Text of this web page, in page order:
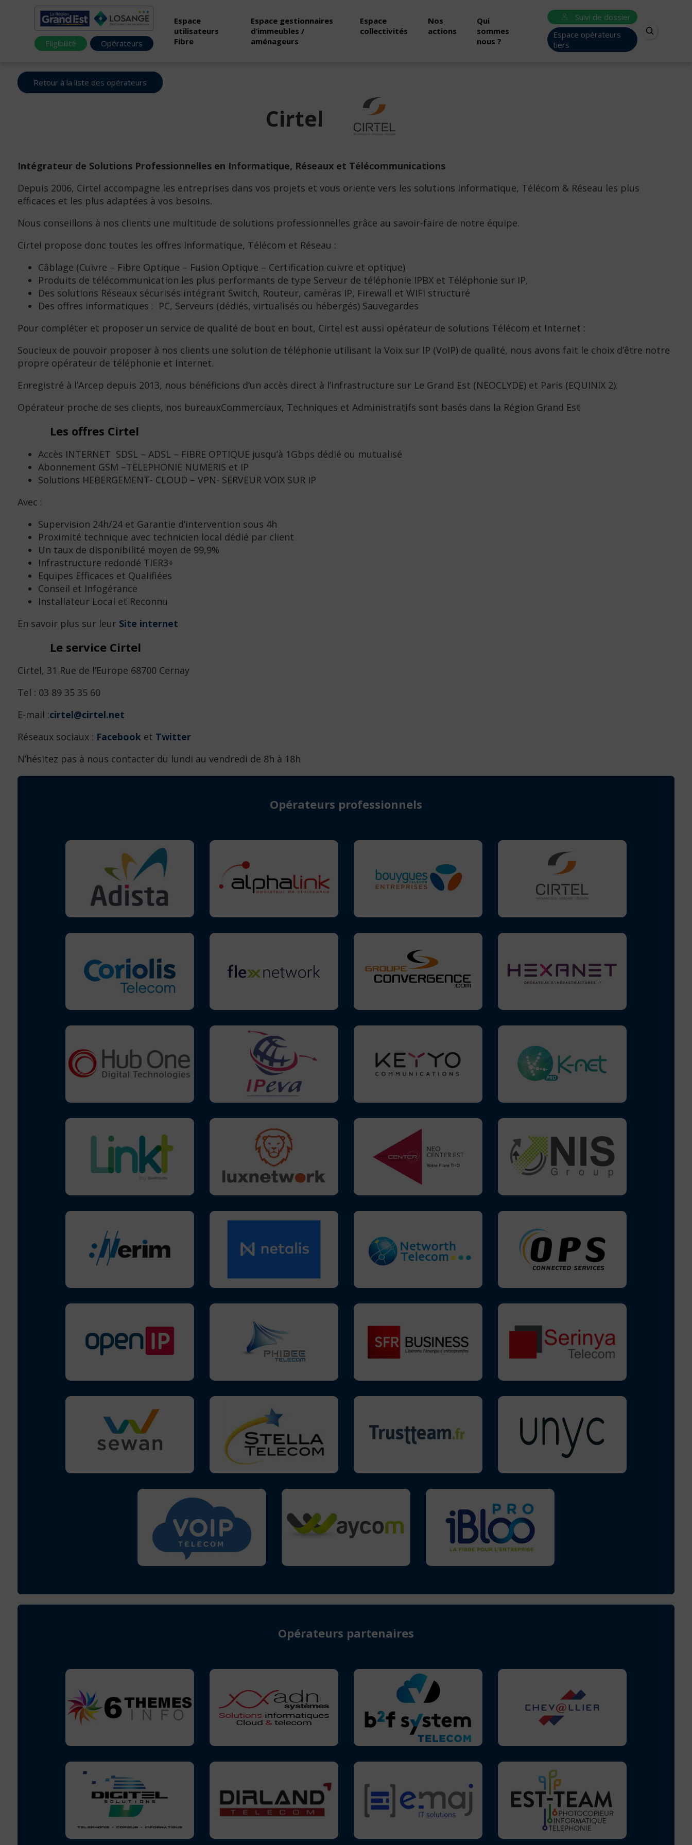
Eligibilité Opérateurs
Espace
utilisateurs
Fibre
Espace gestionnaires
d’immeubles /
aménageurs
Espace
collectivités
Nos
actions
Qui
sommes
nous ?
Suivi de dossier
Espace opérateurs
tiers
Retour à la liste des opérateurs
Cirtel
Intégrateur de Solutions Professionnelles en Informatique, Réseaux et Télécommunications
Depuis 2006, Cirtel accompagne les entreprises dans vos projets et vous oriente vers les solutions Informatique, Télécom & Réseau les plus
efficaces et les plus adaptées à vos besoins.
Nous conseillons à nos clients une multitude de solutions professionnelles grâce au savoir-faire de notre équipe.
Cirtel propose donc toutes les offres Informatique, Télécom et Réseau :
Câblage (Cuivre – Fibre Optique – Fusion Optique – Certification cuivre et optique)
Produits de télécommunication les plus performants de type Serveur de téléphonie IPBX et Téléphonie sur IP,
Des solutions Réseaux sécurisés intégrant Switch, Routeur, caméras IP, Firewall et WIFI structuré
Des offres informatiques : PC, Serveurs (dédiés, virtualisés ou hébergés) Sauvegardes
Pour compléter et proposer un service de qualité de bout en bout, Cirtel est aussi opérateur de solutions Télécom et Internet :
Soucieux de pouvoir proposer à nos clients une solution de téléphonie utilisant la Voix sur IP (VoIP) de qualité, nous avons fait le choix d’être notre
propre opérateur de téléphonie et Internet.
Enregistré à l’Arcep depuis 2013, nous bénéficions d’un accès direct à l’infrastructure sur Le Grand Est (NEOCLYDE) et Paris (EQUINIX 2).
Opérateur proche de ses clients, nos bureauxCommerciaux, Techniques et Administratifs sont basés dans la Région Grand Est
Les offres Cirtel
Accès INTERNET SDSL – ADSL – FIBRE OPTIQUE jusqu’à 1Gbps dédié ou mutualisé
Abonnement GSM –TELEPHONIE NUMERIS et IP
Solutions HEBERGEMENT- CLOUD – VPN- SERVEUR VOIX SUR IP
Avec :
Supervision 24h/24 et Garantie d’intervention sous 4h
Proximité technique avec technicien local dédié par client
Un taux de disponibilité moyen de 99,9%
Infrastructure redondé TIER3+
Equipes Efficaces et Qualifiées
Conseil et Infogérance
Installateur Local et Reconnu
En savoir plus sur leur Site internet
Le service Cirtel
Cirtel, 31 Rue de l’Europe 68700 Cernay
Tel : 03 89 35 35 60
E-mail :cirtel@cirtel.net
Réseaux sociaux : Facebooket Twitter
N’hésitez pas à nous contacter du lundi au vendredi de 8h à 18h
Opérateurs professionnels
Opérateurs partenaires